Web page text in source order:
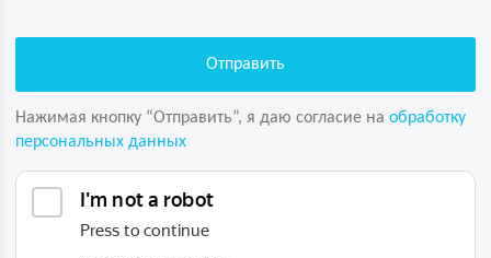
Нажимая кнопку “Отправить”, я даю согласие на обработку
персональных данных